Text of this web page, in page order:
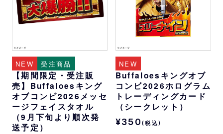
NEW 受注商品
【期間限定・受注販
売】Buffaloesキング
オブコンビ2026メッセ
ージフェイスタオル
（9月下旬より順次発
送予定）
NEW
Buffaloesキングオブ
コンビ2026ホログラム
トレーディングカード
（シークレット）
¥350(税込)